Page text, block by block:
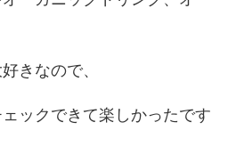
きなので、
ックできて楽しかったです